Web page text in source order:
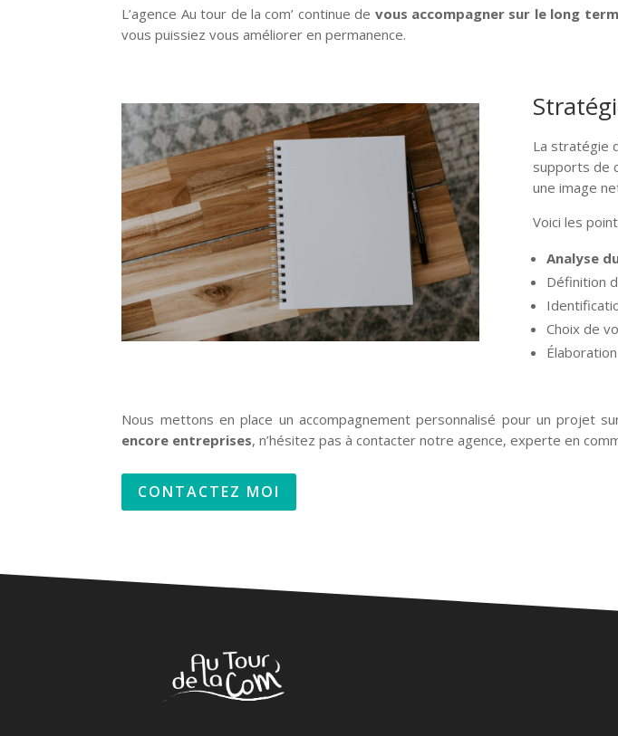
L’agence Au tour de la com’ continue de vous accompagner sur le long
vous puissiez vous améliorer en permanence.
La stratégie
supports de
une image
Voici les
Analyse
Définition
Choix de
Nous mettons en place un accompagnement personnalisé pour un projet
encore entreprises, n’hésitez pas à contacter notre agence, experte en
CONTACTEZ MOI